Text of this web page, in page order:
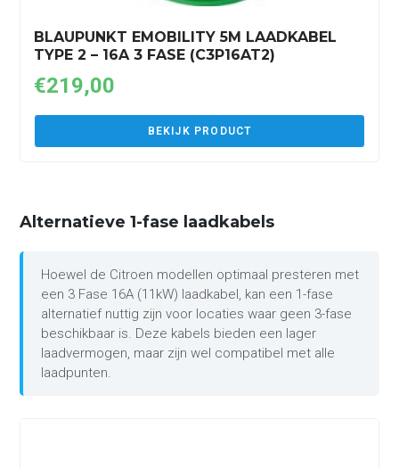
BLAUPUNKT EMOBILITY 5M LAADKABEL
TYPE 2 – 16A 3 FASE (C3P16AT2)
€219,00
BEKIJK PRODUCT
Alternatieve 1-fase laadkabels
Hoewel de Citroen modellen optimaal presteren met
een 3 Fase 16A (11kW) laadkabel, kan een 1-fase
alternatief nuttig zijn voor locaties waar geen 3-fase
beschikbaar is. Deze kabels bieden een lager
laadvermogen, maar zijn wel compatibel met alle
laadpunten.